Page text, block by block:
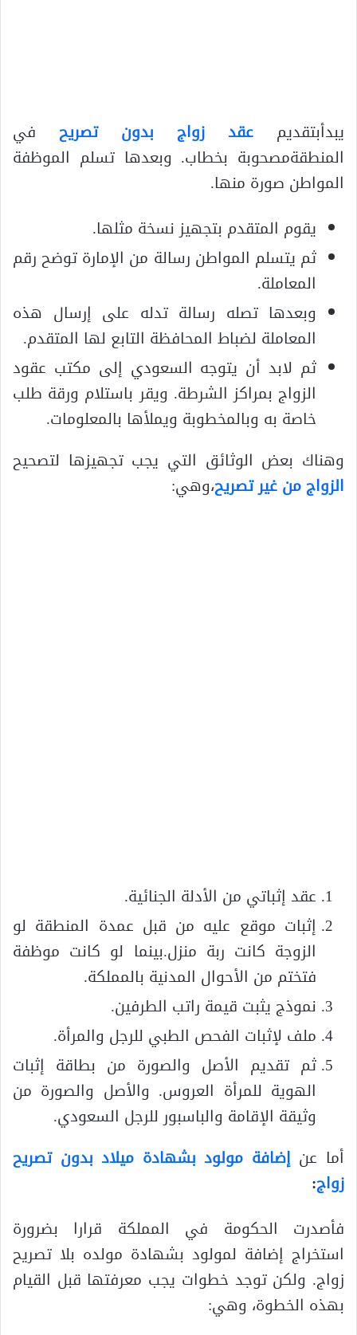
يبدأبتقديم عقد زواج بدون تصريح في
المنطقةمصحوبة بخطاب. وبعدها تسلم الموظفة
المواطن صورة منها.
يقوم المتقدم بتجهيز نسخة مثلها.
ثم يتسلم المواطن رسالة من الإمارة توضح رقم
المعاملة.
وبعدها تصله رسالة تدله على إرسال هذه
المعاملة لضباط المحافظة التابع لها المتقدم.
ثم لابد أن يتوجه السعودي إلى مكتب عقود
الزواج بمراكز الشرطة. ويقر باستلام ورقة طلب
خاصة به وبالمخطوبة ويملأها بالمعلومات.
وهناك بعض الوثائق التي يجب تجهيزها لتصحيح
الزواج من غير تصريح،وهي:
عقد إثباتي من الأدلة الجنائية.
إثبات موقع عليه من قبل عمدة المنطقة لو
الزوجة كانت ربة منزل.بينما لو كانت موظفة
فتختم من الأحوال المدنية بالمملكة.
نموذج يثبت قيمة راتب الطرفين.
ملف لإثبات الفحص الطبي للرجل والمرأة.
ثم تقديم الأصل والصورة من بطاقة إثبات
الهوية للمرأة العروس. والأصل والصورة من
وثيقة الإقامة والباسبور للرجل السعودي.
أما عنإضافة مولود بشهادة ميلاد بدون تصريح
زواج:
فأصدرت الحكومة في المملكة قرارا بضرورة
استخراج إضافة لمولود بشهادة مولده بلا تصريح
زواج. ولكن توجد خطوات يجب معرفتها قبل القيام
بهذه الخطوة، وهي: